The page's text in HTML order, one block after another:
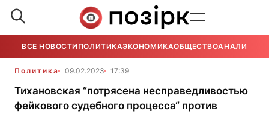
ВСЕ НОВОСТИ ПОЛИТИКАЭКОНОМИКАОБЩЕСТВОАНАЛИТИКА
Политика 09.02.2023 17:39
Тихановская “потрясена несправедливостью
фейкового судебного процесса“ против